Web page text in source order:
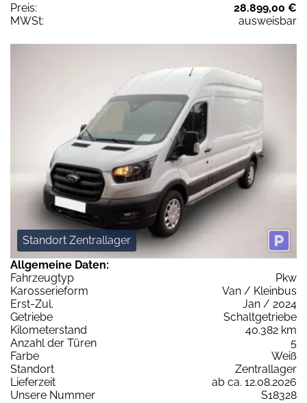
Preis:
28.899,00 €
MWSt:
ausweisbar
Standort Zentrallager
Allgemeine Daten:
Fahrzeugtyp
Pkw
Karosserieform
Van / Kleinbus
Erst-Zul.
Jan / 2024
Getriebe
Schaltgetriebe
Kilometerstand
40.382 km
Anzahl der Türen
5
Farbe
Weiß
Standort
Zentrallager
Lieferzeit
ab ca. 12.08.2026
Unsere Nummer
S18328